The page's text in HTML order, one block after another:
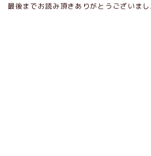
最後までお読み頂きありがとうございまし